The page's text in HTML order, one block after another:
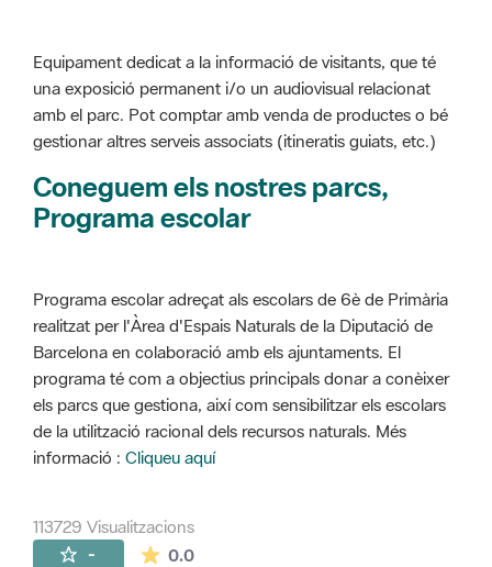
Equipament dedicat a la informació de visitants, que té
una exposició permanent i/o un audiovisual relacionat
amb el parc. Pot comptar amb venda de productes o bé
gestionar altres serveis associats (itineratis guiats, etc.)
Coneguem els nostres parcs,
Programa escolar
Programa escolar adreçat als escolars de 6è de Primària
realitzat per l'Àrea d'Espais Naturals de la Diputació de
Barcelona en colaboració amb els ajuntaments. El
programa té com a objectius principals donar a conèixer
els parcs que gestiona, així com sensibilitzar els escolars
de la utilització racional dels recursos naturals. Més
informació : Cliqueu aquí
113729 Visualitzacions
- 0.0La mitjana de les valoracions és de 0